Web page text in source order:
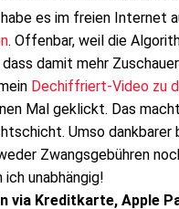
es im freien Internet
. Offenbar, weil die
damit mehr
Dechiffriert-Video zu
Mal geklickt. Das
Umso
Zwangsgebühren
ich unabhängig!
via Kreditkarte, Apple